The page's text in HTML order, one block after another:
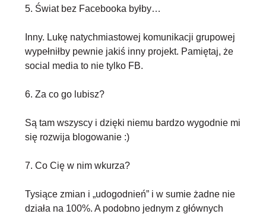
5. Świat bez Facebooka byłby…
Inny. Lukę natychmiastowej komunikacji grupowej
wypełniłby pewnie jakiś inny projekt. Pamiętaj, że
social media to nie tylko FB.
6. Za co go lubisz?
Są tam wszyscy i dzięki niemu bardzo wygodnie mi
się rozwija blogowanie :)
7. Co Cię w nim wkurza?
Tysiące zmian i „udogodnień” i w sumie żadne nie
działa na 100%. A podobno jednym z głównych